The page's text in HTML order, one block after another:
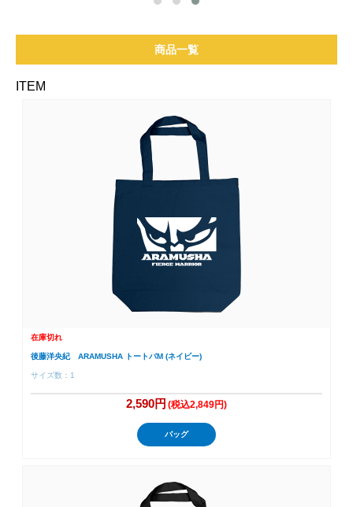
商品一覧
ITEM
在庫切れ
後藤洋央紀 ARAMUSHA トートバM (ネイビー)
サイズ数：1
2,590円 (税込2,849円)
バッグ